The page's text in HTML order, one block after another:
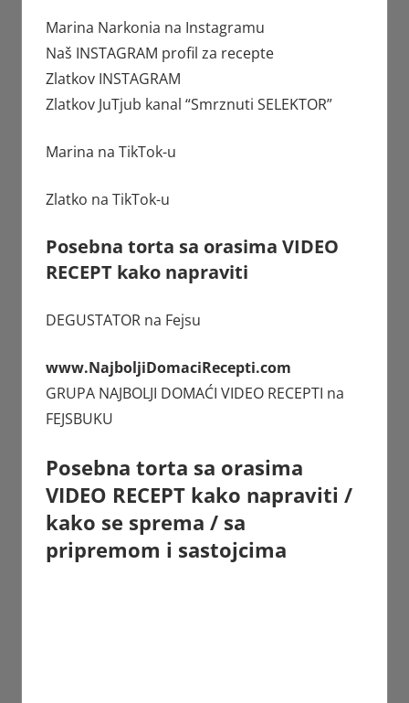
Marina Narkonia na Instagramu
Naš INSTAGRAM profil za recepte
ZlatkovINSTAGRAM
Zlatkov JuTjub kanal “Smrznuti SELEKTOR”
Marina na TikTok-u
Zlatko na TikTok-u
Posebna torta sa orasima VIDEO
RECEPT kako napraviti
DEGUSTATORna Fejsu
www.NajboljiDomaciRecepti.com
GRUPA NAJBOLJI DOMAĆI VIDEO RECEPTI na
FEJSBUKU
Posebna torta sa orasima
VIDEO RECEPT kako napraviti /
kako se sprema / sa
pripremom i sastojcima